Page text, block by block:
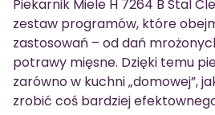
Piekarnik Miele H 7264 B Stal
zestaw programów, które
zastosowań – od dań
potrawy mięsne. Dzięki temu
zarówno w kuchni „domowej”,
zrobić coś bardziej